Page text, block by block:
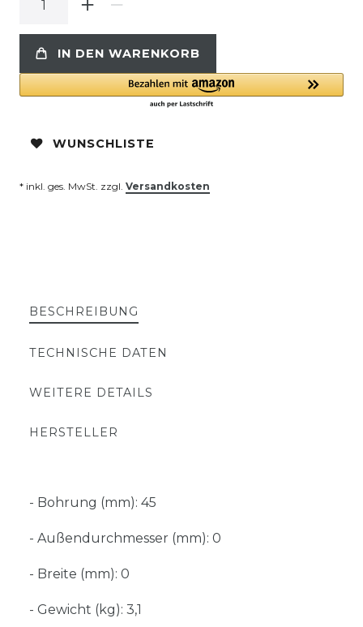
IN DEN WARENKORB
WUNSCHLISTE
* inkl. ges. MwSt. zzgl. Versandkosten
BESCHREIBUNG
TECHNISCHE DATEN
WEITERE DETAILS
HERSTELLER
- Bohrung (mm): 45
- Außendurchmesser (mm): 0
- Breite (mm): 0
- Gewicht (kg): 3,1